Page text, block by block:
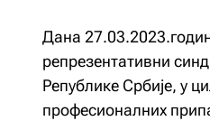
Дана
репрезентативни
Републике Србије, у
професионалних